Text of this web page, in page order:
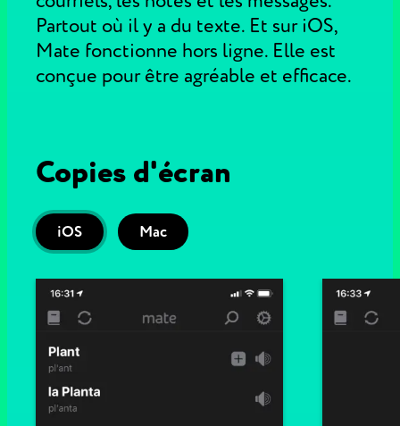
Partout où il y a du texte. Et sur iOS,
Mate fonctionne hors ligne. Elle est
conçue pour être agréable et efficace.
Copies d'écran
iOS Mac